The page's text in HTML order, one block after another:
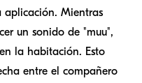
aplicación. Mientras
un sonido de "muu",
la habitación. Esto
entre el compañero